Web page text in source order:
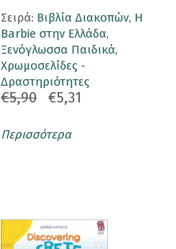
Σειρά: Βιβλία Διακοπών, Η
Barbie στην Ελλάδα,
Ξενόγλωσσα Παιδικά,
Χρωμοσελίδες -
Δραστηριότητες
€5,90 €5,31
Περισσότερα